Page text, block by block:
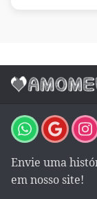
Envie uma
em nosso site!